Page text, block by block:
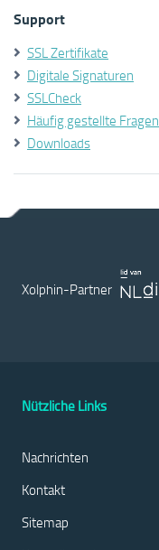
Support
SSL Zertifikate
Digitale Signaturen
SSLCheck
Häufig gestellte Fragen
Downloads
Xolphin-Partner
Nützliche Links
Nachrichten
Kontakt
Sitemap